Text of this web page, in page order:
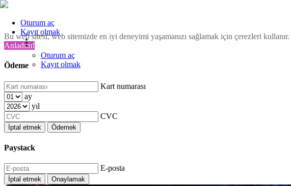
Bu web sitesi, web sitemizde en iyi deneyimi yaşamanızı sağlamak için çerezleri kullanır.
Anladım!
Ödeme
Kart numarası
ay
yıl
CVC
İptal etmek Ödemek
Paystack
E-posta
İptal etmek Onaylamak
Oturum aç
Kayıt olmak
Oturum aç
Kayıt olmak